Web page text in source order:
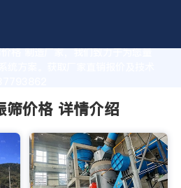
格 制造厂家，我们致力于为您量
方案。获取厂家直销报价及技术
筛价格 详情介绍